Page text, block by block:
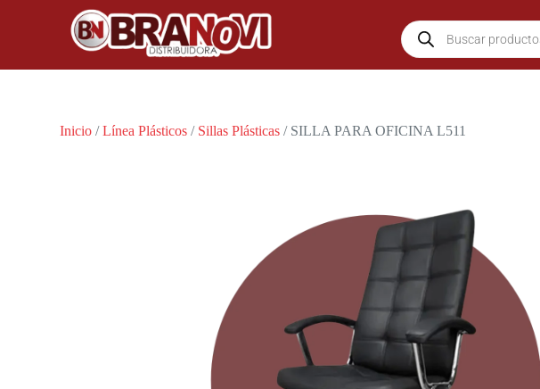
Inicio /Línea Plásticos / Sillas Plásticas / SILLA PARA OFICINA L511